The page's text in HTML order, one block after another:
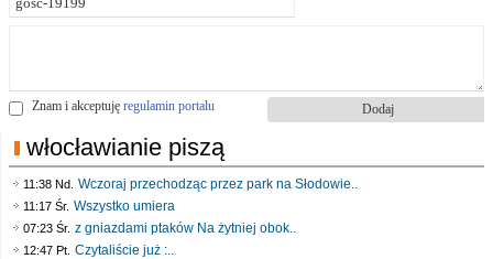
Znam i akceptuję regulamin portalu
włocławianie piszą
11:38 Nd. Wczoraj przechodząc przez park na Słodowie..
11:17 Śr. Wszystko umiera
07:23 Śr. z gniazdami ptaków Na żytniej obok..
12:47 Pt. Czytaliście już :..